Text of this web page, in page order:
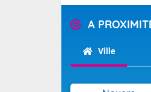
A
Ville